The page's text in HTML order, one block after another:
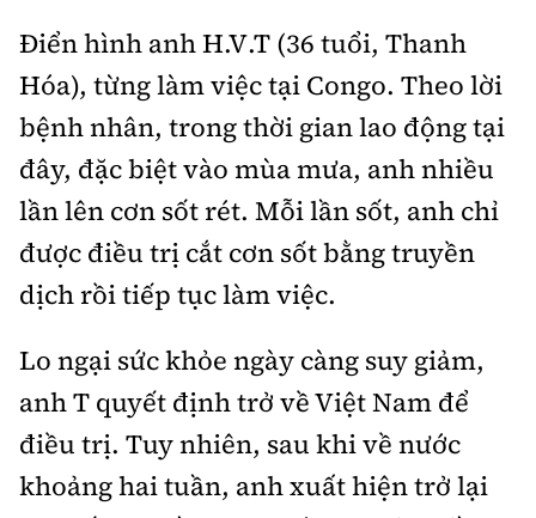
Thế giới xây dựng
Lối sống
Ẩm thực
Thời sự
Khám phá
Camera giao thông
Câu chuyện giao thông
Giải trí - Thể thao
Cơ quan chủ quản: Bộ Xây dựng
Giấy phép số: 03/GP-BVHTTDL, cấp ngày 1/4/2025.
Tòa soạn: Số 2 Nguyễn Công Hoan, phường Giảng Võ,
Hà Nội.
Tổng biên tập:Nguyễn Thị Hồng Nga
Phó Tổng biên tập:Nguyễn Sơn Tùng,
Nguyễn Đức Thắng, La Đức Hùng
Hotline:
Quảng cáo và Phát hành:
Điển hình anh H.V.T (36 tuổi, Thanh
Hóa), từng làm việc tại Congo. Theo lời
bệnh nhân, trong thời gian lao động tại
đây, đặc biệt vào mùa mưa, anh nhiều
lần lên cơn sốt rét. Mỗi lần sốt, anh chỉ
được điều trị cắt cơn sốt bằng truyền
dịch rồi tiếp tục làm việc.
Lo ngại sức khỏe ngày càng suy giảm,
anh T quyết định trở về Việt Nam để
điều trị. Tuy nhiên, sau khi về nước
khoảng hai tuần, anh xuất hiện trở lại